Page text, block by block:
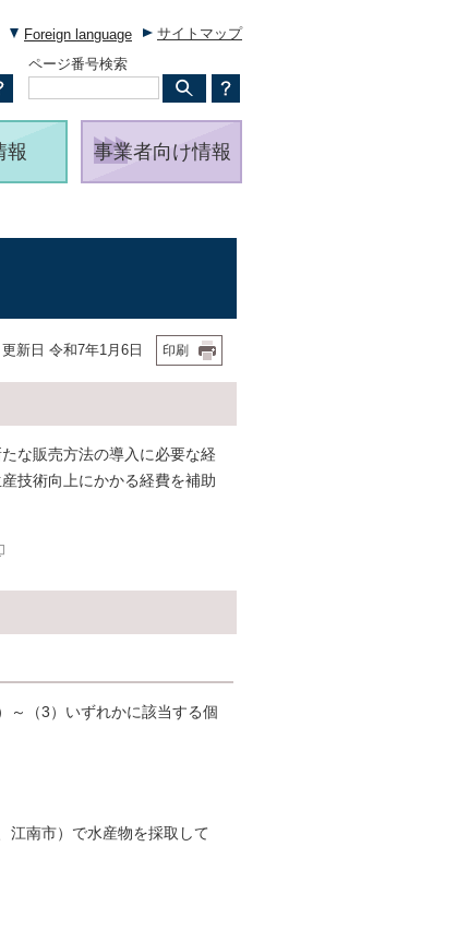
Foreign language
サイトマップ
ページ番号検索
報 事業者向け情報
新日 令和7年1月6日 印刷
な販売方法の導入に必要な経
技術向上にかかる経費を補助
～（3）いずれかに該当する個
江南市）で水産物を採取して